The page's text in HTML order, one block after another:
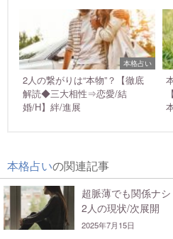
本格占い
2人の繋がりは“本物”？【徹底
解読◆三大相性⇒恋愛/結
婚/H】絆/進展
本格占いの関連記事
超脈薄でも関係ナ
2人の現状/次展開
2025年7月15日